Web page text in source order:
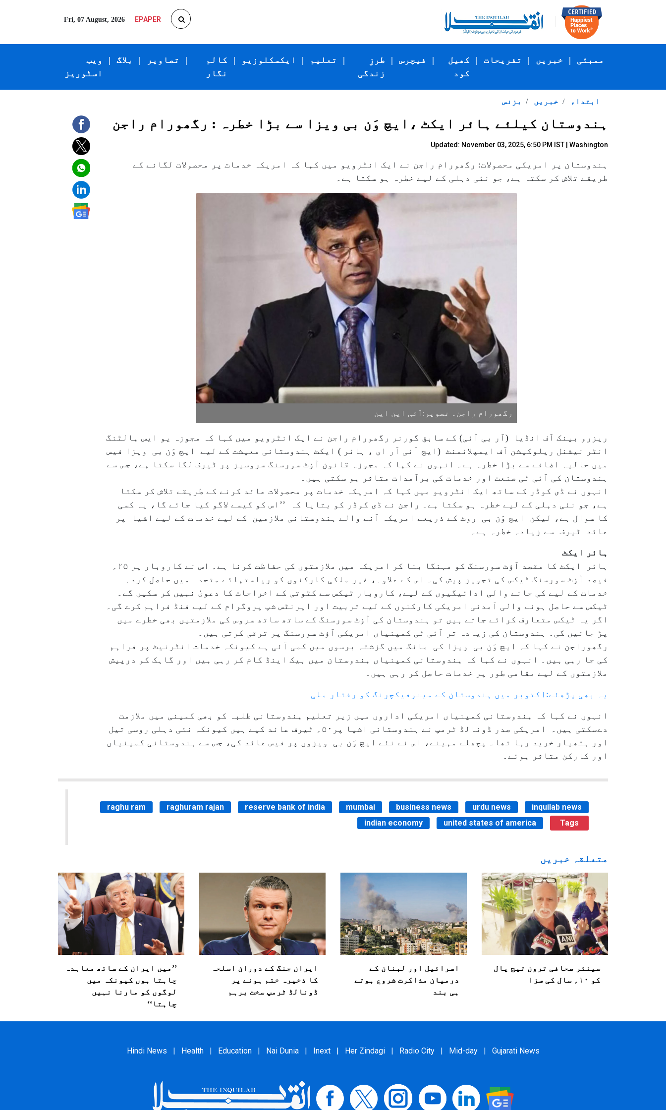
Fri, 07 August, 2026 EPAPER
ویب
اسٹوریز
| بلاگ | تصاویر |
کالم
نگار
| ایکسکلوزیو | تعلیم |
طرزِ
زندگی
| فیچرس |
کھیل
کود
| تفریحات | خبریں | ممبئی
بزنس خبریں ابتداء
ہندوستان کیلئے ہائر ایکٹ ،ایچ وَن بی ویزا سے بڑا خطرہ : رگھورام راجن
Updated: November 03, 2025, 6:50 PM IST | Washington
ہندوستان پر امریکی محصولات: رگھورام راجن نے ایک انٹرویو میں کہا کہ امریکہ خدمات پر محصولات لگانے کے
طریقے تلاش کر سکتا ہے، جو نئی دہلی کے لیے خطرہ ہو سکتا ہے۔
رگھورام راجن۔ تصویر:آئی این این
ریزرو بینک آف انڈیا (آر بی آئی) کے سابق گورنر رگھورام راجن نے ایک انٹرویو میں کہا کہ مجوزہ یو ایس ہالٹنگ
انٹر نیشنل ریلوکیشن آف ایمپلائمنٹ (ایچ آئی آر ای ، ہائر ) ایکٹ ہندوستانی معیشت کے لیے ایچ وَن بی ویزا فیس
میں حالیہ اضافے سے بڑا خطرہ ہے۔ انہوں نے کہا کہ مجوزہ قانون آؤٹ سورسنگ سروسیز پر ٹیرف لگا سکتا ہے، جس سے
ہندوستان کی آئی ٹی صنعت اور خدمات کی برآمدات متاثر ہو سکتی ہیں۔
انہوں نے ڈی کوڈر کے ساتھ ایک انٹرویو میں کہا کہ امریکہ خدمات پر محصولات عائد کرنے کے طریقے تلاش کر سکتا
ہے، جو نئی دہلی کے لیے خطرہ ہو سکتا ہے۔ راجن نے ڈی کوڈر کو بتایا کہ ’’اس کو کیسے لاگو کیا جائے گا، یہ کسی
کا سوال ہے، لیکن ایچ وَن بی روٹ کے ذریعے امریکہ آنے والے ہندوستانی ملازمین کے لیے خدمات کے لیے اشیا پر
عائد ٹیرف سے زیادہ خطرہ ہے۔
ہائر ایکٹ
ہائر ایکٹ کا مقصد آؤٹ سورسنگ کو مہنگا بنا کر امریکہ میں ملازمتوں کی حفاظت کرنا ہے۔ اس نے کاروبار پر ۲۵؍
فیصد آؤٹ سورسنگ ٹیکس کی تجویز پیش کی۔ اس کے علاوہ، غیر ملکی کارکنوں کو ریاستہائے متحدہ میں حاصل کردہ
خدمات کے لیے کی جانے والی ادائیگیوں کے لیے، کاروبار ٹیکس سے کٹوتی کے اخراجات کا دعویٰ نہیں کر سکیں گے۔
ٹیکس سے حاصل ہونے والی آمدنی امریکی کارکنوں کے لیے تربیت اور اپرنٹس شپ پروگرام کے لیے فنڈ فراہم کرے گی۔
اگر یہ ٹیکس متعارف کرائے جاتے ہیں تو ہندوستان کی آؤٹ سورسنگ کے ساتھ ساتھ سروس کی ملازمتیں بھی خطرے میں
پڑ جائیں گی۔ ہندوستان کی زیادہ تر آئی ٹی کمپنیاں امریکی آؤٹ سورسنگ پر ترقی کرتی ہیں۔
رگھوراجن نے کہا کہ ایچ وَن بی ویزا کی مانگ میں گزشتہ برسوں میں کمی آئی ہے کیونکہ خدمات انٹرنیٹ پر فراہم
کی جا رہی ہیں۔ انہوں نے کہا کہ ہندوستانی کمپنیاں ہندوستان میں بیک اینڈ کام کر رہی ہیں اور گاہک کو درپیش
ملازمتوں کے لیے مقامی طور پر خدمات حاصل کر رہی ہیں۔
یہ بھی پڑھئے:اکتوبر میں ہندوستان کے مینوفیکچرنگ کو رفتار ملی
انہوں نے کہا کہ ہندوستانی کمپنیاں امریکی اداروں میں زیر تعلیم ہندوستانی طلبہ کو بھی کمپنی میں ملازمت
دےسکتی ہیں۔ امریکی صدر ڈونالڈ ٹرمپ نے ہندوستانی اشیا پر۵۰؍ ٹیرف عائد کیے ہیں کیونکہ نئی دہلی روسی تیل
اور ہتھیار خرید رہا تھا۔ پچھلے مہینے، اس نے نئے ایچ وَن بی ویزوں پر فیس عائد کی، جس سے ہندوستانی کمپنیاں
اور کارکن متاثر ہوئے۔
raghu ram raghuram rajan reserve bank of india mumbai business news urdu news
inquilab news
indian economy
united states of america Tags
متعلقہ خبریں
سینئر صحافی ترون تیج پال
کو ۱۰؍ سال کی سزا
اسرائیل اور لبنان کے
درمیان مذاکرت شروع ہوتے
ہی بند
ایران جنگ کے دوران اسلحہ
کا ذخیرہ ختم ہونے پر
ڈونالڈ ٹرمپ سخت برہم
’’میں ایران کے ساتھ معاہدہ
چاہتا ہوں کیونکہ میں
لوگوں کو مارنا نہیں
چاہتا‘‘
Hindi News | Health | Education | Nai Dunia | Inext | Her Zindagi | Radio City | Mid-day | Gujarati News